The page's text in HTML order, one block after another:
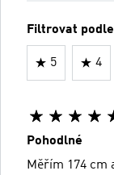
Filtrovat
5 4
Pohodlné
Měřím 174 cm